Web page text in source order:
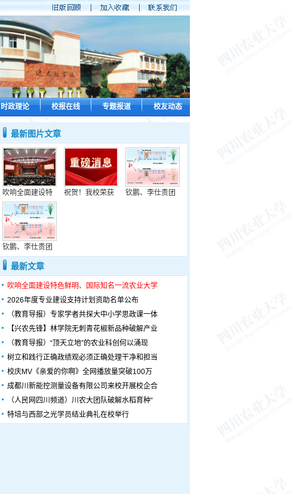
时政理论 校报在线 专题报道 校友动态
最新图片文章
吹响全面建设特 祝贺！我校荣获 钦鹏、李仕贵团
钦鹏、李仕贵团
最新文章
吹响全面建设特色鲜明、国际知名一流农业大学
2026年度专业建设支持计划资助名单公布
（教育导报）专家学者共探大中小学思政课一体
【兴农先锋】林学院无刺青花椒新品种破解产业
（教育导报）“顶天立地”的农业科创何以涌现
树立和践行正确政绩观必须正确处理干净和担当
校庆MV《亲爱的你啊》全网播放量突破100万
成都川新能控测量设备有限公司来校开展校企合
（人民网四川频道）川农大团队破解水稻育种“
特培与西部之光学员结业典礼在校举行